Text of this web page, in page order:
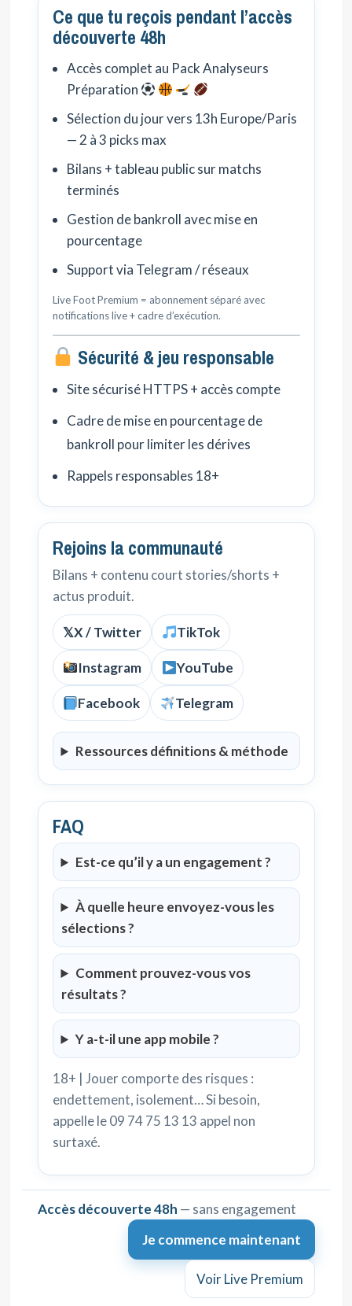
Ce que tu reçois pendant l’accès
découverte 48h
Accès complet au Pack Analyseurs
Préparation
Sélection du jour vers 13h Europe/Paris
— 2 à 3 picks max
Bilans + tableau public sur matchs
terminés
Gestion de bankroll avec mise en
pourcentage
Support via Telegram / réseaux
Live Foot Premium = abonnement séparé avec
notifications live + cadre d’exécution.
Sécurité & jeu responsable
Site sécurisé HTTPS + accès compte
Cadre de mise en pourcentage de
bankroll pour limiter les dérives
Rappels responsables 18+
Rejoins la communauté
Bilans + contenu court stories/shorts +
actus produit.
𝕏X / Twitter TikTok
Instagram YouTube
Facebook Telegram
Ressources définitions & méthode
FAQ
Est-ce qu’il y a un engagement ?
À quelle heure envoyez-vous les
sélections ?
Comment prouvez-vous vos
résultats ?
Y a-t-il une app mobile ?
18+ | Jouer comporte des risques :
endettement, isolement… Si besoin,
appelle le 09 74 75 13 13 appel non
surtaxé.
Accès découverte 48h — sans engagement
Je commence maintenant
Voir Live Premium